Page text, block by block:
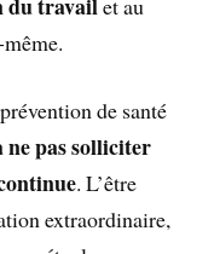
de santé
pas solliciter
. L’être
extraordinaire,